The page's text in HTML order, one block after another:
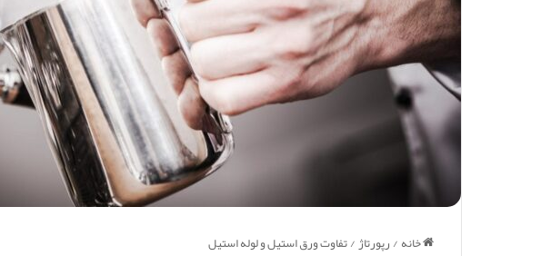
خانه/رپورتاژ/تفاوت ورق استیل و لوله استیل